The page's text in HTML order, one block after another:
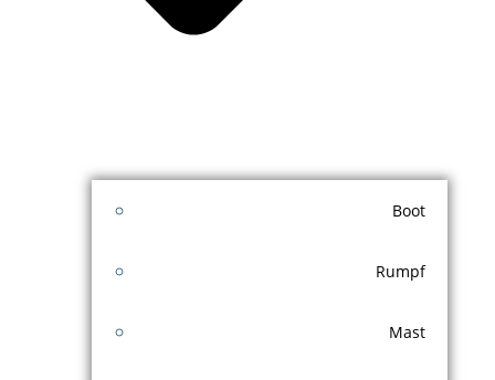
Boot
Rumpf
Mast